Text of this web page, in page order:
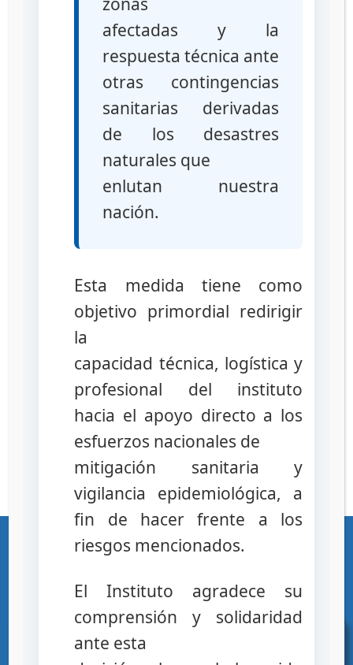
Adquiera los medicamentos solo en
establecimientos farmacéuticos.
Los productos farmacéuticos
falsificados pueden contener sustancias
y/o en cantidades inadecuadas, pueden
contener impurezas desconocidas o
incluso estar contaminados,
Los productos farmacéuticos
Los productos farmacéuticos
detectar. A menudo están diseñados
para que parezcan idénticos a los
productos legítimos aunque a menudo
resultan ineficaces como tratamiento de
las enfermedades o afecciones a las
que están destinados y pueden
conllevar graves consecuencias para la
Ciudad Universitaria – Los Chaguaramos – Caracas – Republica Bolivariana
afectadas y la
respuesta técnica ante
otras contingencias
sanitarias derivadas
de los desastres
naturales que
enlutan nuestra
nación.
Esta medida tiene como
objetivo primordial redirigir
la
capacidad técnica, logística y
profesional del instituto
hacia el apoyo directo a los
esfuerzos nacionales de
mitigación sanitaria y
vigilancia epidemiológica, a
fin de hacer frente a los
riesgos mencionados.
El Instituto agradece su
comprensión y solidaridad
ante esta